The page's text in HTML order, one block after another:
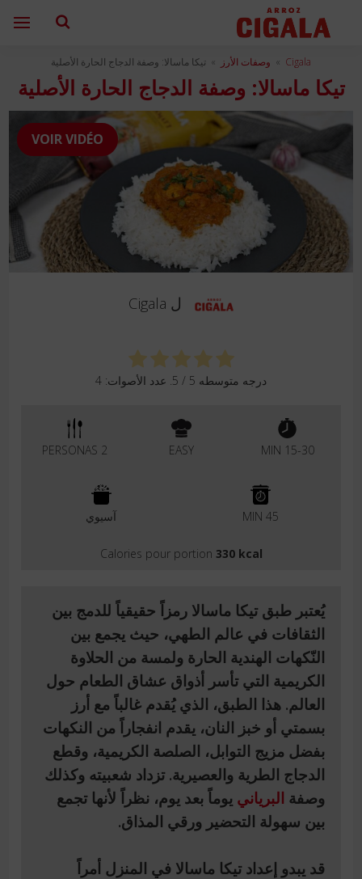
Cigala
» وصفات الأرز » تيكا ماسالا: وصفة الدجاج الحارة الأصلية
تيكا ماسالا: وصفة الدجاج الحارة الأصلية
VOIR VIDÉO
ل Cigala
درجه متوسطه 5 / 5. عدد الأصوات: 4
15-30 MIN
EASY
2 PERSONAS
45 MIN آسيوي
Calories pour portion 330 kcal
يُعتبر طبقتيكا ماسالا رمزاً حقيقياً للدمج بين
الثقافات في عالم الطهي، حيث يجمع بين
النّكهات الهندية الحارة ولمسة من الحلاوة
الكريمية التي تأسر أذواق عشاق الطعام حول
العالم. هذا الطبق، الذي يُقدم غالباً مع أرز
بسمتي أو خبز النان، يقدم انفجاراً من النكهات
بفضل مزيج التوابل، الصلصة الكريمية، وقطع
الدجاج الطرية والعصيرية. تزداد شعبيته وكذلك
وصفة البرياني يوماً بعد يوم، نظراً لأنها تجمع
بين سهولة التحضير ورقي المذاق.
قد يبدو إعدادتيكا ماسالا في المنزل أمراً